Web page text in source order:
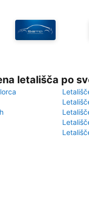
letališča po